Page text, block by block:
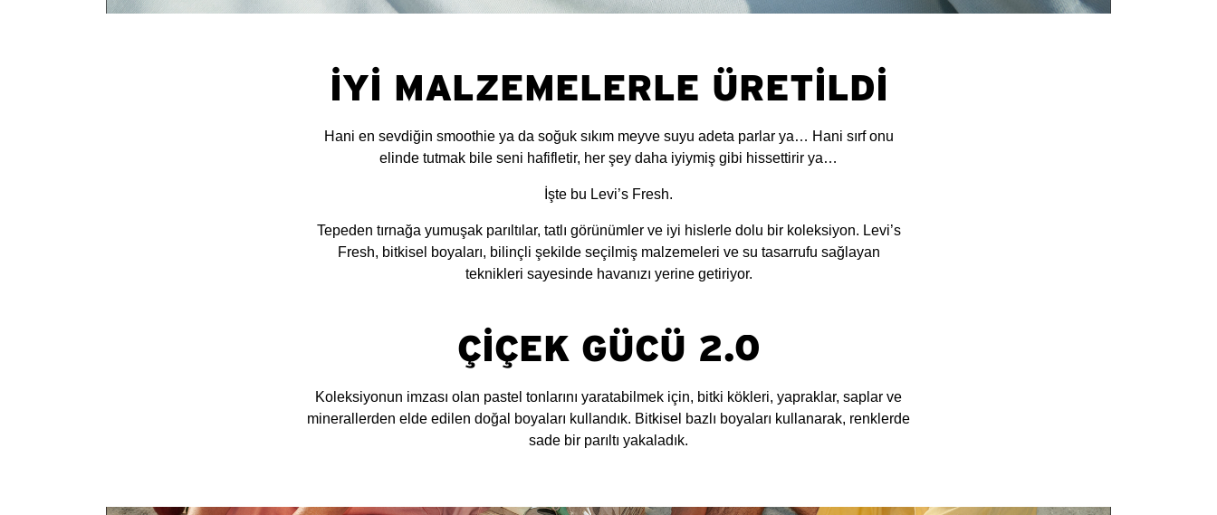
İYİ MALZEMELERLE ÜRETİLDİ
Hani en sevdiğin smoothie ya da soğuk sıkım meyve suyu adeta parlar ya… Hani sırf onu
elinde tutmak bile seni hafifletir, her şey daha iyiymiş gibi hissettirir ya…
İşte bu Levi’s Fresh.
Tepeden tırnağa yumuşak parıltılar, tatlı görünümler ve iyi hislerle dolu bir koleksiyon. Levi’s
Fresh, bitkisel boyaları, bilinçli şekilde seçilmiş malzemeleri ve su tasarrufu sağlayan
teknikleri sayesinde havanızı yerine getiriyor.
ÇİÇEK GÜCÜ 2.0
Koleksiyonun imzası olan pastel tonlarını yaratabilmek için, bitki kökleri, yapraklar, saplar ve
minerallerden elde edilen doğal boyaları kullandık. Bitkisel bazlı boyaları kullanarak, renklerde
sade bir parıltı yakaladık.